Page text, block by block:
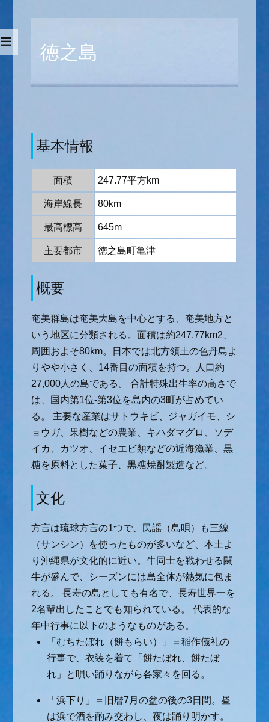
徳之島
基本情報
面積 247.77平方km
海岸線長 80km
最高標高 645m
主要都市 徳之島町亀津
概要
奄美群島は奄美大島を中心とする、奄美地方と
いう地区に分類される。面積は約247.77km2、
周囲およそ80km。日本では北方領土の色丹島よ
りやや小さく、14番目の面積を持つ。人口約
27,000人の島である。 合計特殊出生率の高さで
は、国内第1位-第3位を島内の3町が占めてい
る。 主要な産業はサトウキビ、ジャガイモ、シ
ョウガ、果樹などの農業、キハダマグロ、ソデ
イカ、カツオ、イセエビ類などの近海漁業、黒
糖を原料とした菓子、黒糖焼酎製造など。
文化
方言は琉球方言の1つで、民謡（島唄）も三線
（サンシン）を使ったものが多いなど、本土よ
り沖縄県が文化的に近い。牛同士を戦わせる闘
牛が盛んで、シーズンには島全体が熱気に包ま
れる。 長寿の島としても有名で、長寿世界一を
2名輩出したことでも知られている。 代表的な
年中行事に以下のようなものがある。
「むちたぼれ（餅もらい）」＝稲作儀礼の
行事で、衣装を着て「餅たぼれ、餅たぼ
れ」と唄い踊りながら各家々を回る。
「浜下り」＝旧暦7月の盆の後の3日間。昼
は浜で酒を酌み交わし、夜は踊り明かす。